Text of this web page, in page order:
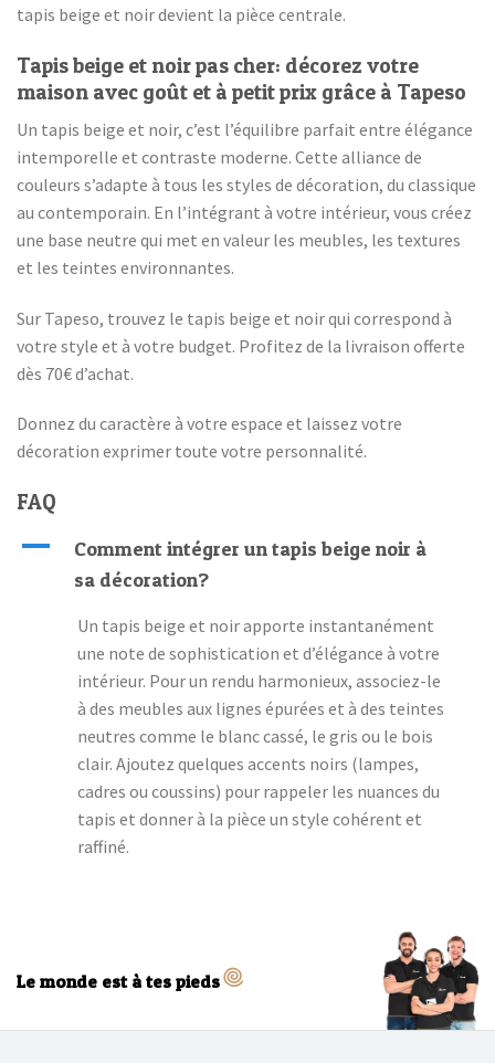
tapis beige et noir devient la pièce centrale.
Tapis beige et noir pas cher: décorez votre
maison avec goût et à petit prix grâce à Tapeso
Un tapis beige et noir, c’est l’équilibre parfait entre élégance
intemporelle et contraste moderne. Cette alliance de
couleurs s’adapte à tous les styles de décoration, du classique
au contemporain. En l’intégrant à votre intérieur, vous créez
une base neutre qui met en valeur les meubles, les textures
et les teintes environnantes.
Sur Tapeso, trouvez le tapis beige et noir qui correspond à
votre style et à votre budget. Profitez de la livraison offerte
dès 70€ d’achat.
Donnez du caractère à votre espace et laissez votre
décoration exprimer toute votre personnalité.
FAQ
A
Comment intégrer un tapis beige noir à
sa décoration?
Un tapis beige et noir apporte instantanément
une note de sophistication et d’élégance à votre
intérieur. Pour un rendu harmonieux, associez-le
à des meubles aux lignes épurées et à des teintes
neutres comme le blanc cassé, le gris ou le bois
clair. Ajoutez quelques accents noirs (lampes,
cadres ou coussins) pour rappeler les nuances du
tapis et donner à la pièce un style cohérent et
raffiné.
Le monde est à tes pieds